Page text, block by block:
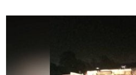
Bharu berhampiran Kampung...